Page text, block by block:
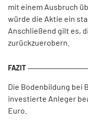
mit einem Ausbruch
würde die Aktie ein
Anschließend gilt es,
zurückzuerobern.
Die Bodenbildung bei
investierte Anleger
Euro.